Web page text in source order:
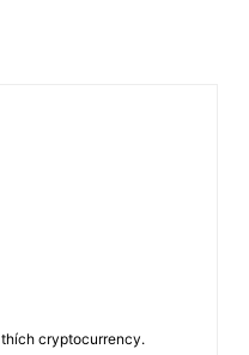
cryptocurrency.